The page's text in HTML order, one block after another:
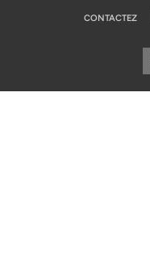
CONTACTEZ